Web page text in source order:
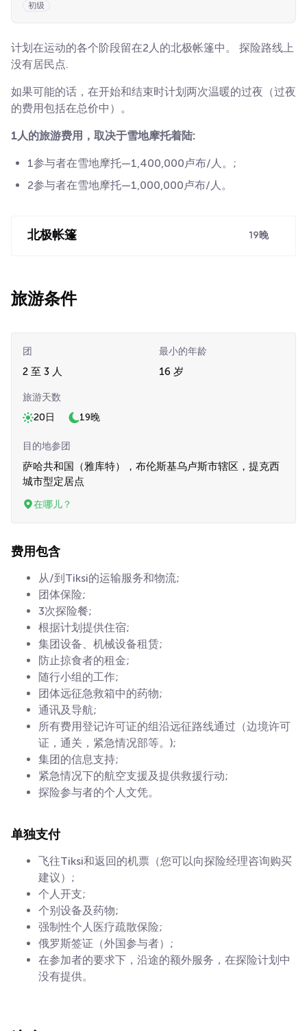
初级
计划在运动的各个阶段留在2人的北极帐篷中。 探险路线上
没有居民点.
如果可能的话，在开始和结束时计划两次温暖的过夜（过夜
的费用包括在总价中）。
1人的旅游费用，取决于雪地摩托着陆:
1参与者在雪地摩托—1,400,000卢布/人。;
2参与者在雪地摩托—1,000,000卢布/人。
北极帐篷 19晚
旅游条件
团
2 至 3 人
最小的年龄
16 岁
旅游天数
20日
19晚
目的地参团
萨哈共和国（雅库特），布伦斯基乌卢斯市辖区，提克西
城市型定居点
在哪儿？
费用包含
从/到Tiksi的运输服务和物流;
团体保险;
3次探险餐;
根据计划提供住宿;
集团设备、机械设备租赁;
防止掠食者的租金;
随行小组的工作;
团体远征急救箱中的药物;
通讯及导航;
所有费用登记许可证的组沿远征路线通过（边境许可
证，通关，紧急情况部等。);
集团的信息支持;
紧急情况下的航空支援及提供救援行动;
探险参与者的个人文凭。
单独支付
飞往Tiksi和返回的机票（您可以向探险经理咨询购买
建议）;
个人开支;
个别设备及药物;
强制性个人医疗疏散保险;
俄罗斯签证（外国参与者）;
在参加者的要求下，沿途的额外服务，在探险计划中
没有提供。